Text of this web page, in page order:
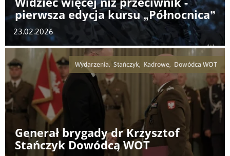
pierwsza edycja kursu „Północnica”
23.02.2026
Wydarzenia, Stańczyk, Kadrowe, Dowódca WOT
Generał brygady dr Krzysztof
Stańczyk Dowódcą WOT